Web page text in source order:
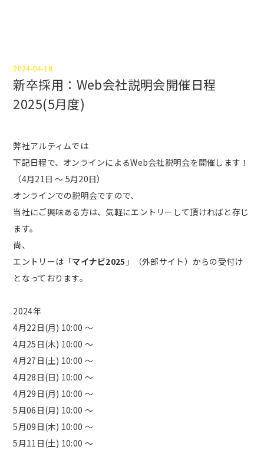
2024-04-18
新卒採用：Web会社説明会開催日程
2025(5月度)
弊社アルティムでは
下記日程で、オンラインによるWeb会社説明会を開催します！
（4月21日 ～ 5月20日）
オンラインでの説明会ですので、
当社にご興味ある方は、気軽にエントリーして頂ければと存じ
ます。
尚、
エントリーは「マイナビ2025 」（外部サイト）からの受付け
となっております。
2024年
4月22日(月) 10:00 ～
4月25日(木) 10:00 ～
4月27日(土) 10:00 ～
4月28日(日) 10:00 ～
4月29日(月) 10:00 ～
5月06日(月) 10:00 ～
5月09日(木) 10:00 ～
5月11日(土) 10:00 ～